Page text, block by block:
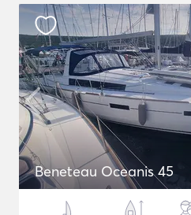
Beneteau Oceanis 45